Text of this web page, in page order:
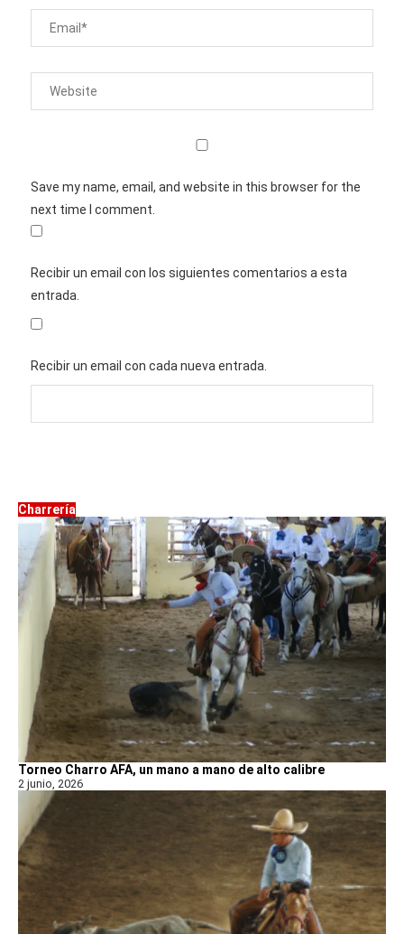
Save my name, email, and website in this browser for the
next time I comment.
Recibir un email con los siguientes comentarios a esta
entrada.
Recibir un email con cada nueva entrada.
Charrería
Torneo Charro AFA, un mano a mano de alto calibre
2 junio, 2026